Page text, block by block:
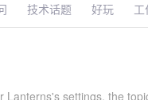
技术话题 好玩 工
Lanterns's settings, the